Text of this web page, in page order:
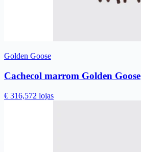
Golden Goose
Cachecol marrom Golden Goose
€ 316,572 lojas